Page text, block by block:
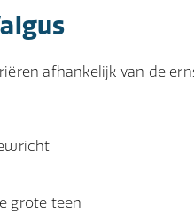
afhankelijk van de
grote teen